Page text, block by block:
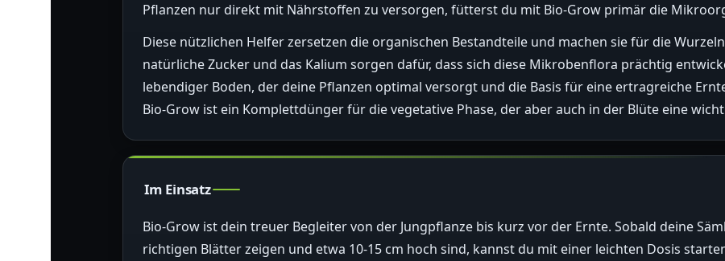
Pflanzen nur direkt mit Nährstoffen zu versorgen, fütterst du mit Bio-Grow primär die
Diese nützlichen Helfer zersetzen die organischen Bestandteile und machen sie für die
natürliche Zucker und das Kalium sorgen dafür, dass sich diese Mikrobenflora prächtig
lebendiger Boden, der deine Pflanzen optimal versorgt und die Basis für eine ertragreiche
Bio-Grow ist ein Komplettdünger für die vegetative Phase, der aber auch in der Blüte eine
Im Einsatz
Bio-Grow ist dein treuer Begleiter von der Jungpflanze bis kurz vor der Ernte. Sobald deine
richtigen Blätter zeigen und etwa 10-15 cm hoch sind, kannst du mit einer leichten Dosis